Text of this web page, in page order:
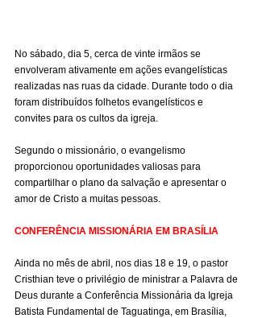
No sábado, dia 5, cerca de vinte irmãos se
envolveram ativamente em ações evangelísticas
realizadas nas ruas da cidade. Durante todo o dia
foram distribuídos folhetos evangelísticos e
convites para os cultos da igreja.
Segundo o missionário, o evangelismo
proporcionou oportunidades valiosas para
compartilhar o plano da salvação e apresentar o
amor de Cristo a muitas pessoas.
CONFERÊNCIA MISSIONÁRIA EM BRASÍLIA
Ainda no mês de abril, nos dias 18 e 19, o pastor
Cristhian teve o privilégio de ministrar a Palavra de
Deus durante a Conferência Missionária da Igreja
Batista Fundamental de Taguatinga, em Brasília,